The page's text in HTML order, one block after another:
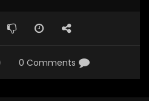
0 Comments